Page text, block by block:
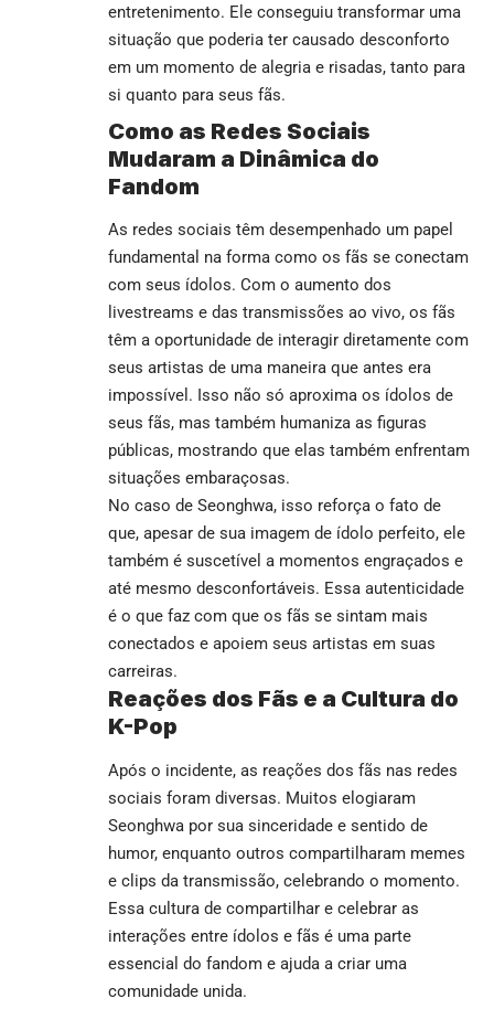
entretenimento. Ele conseguiu transformar uma
situação que poderia ter causado desconforto
em um momento de alegria e risadas, tanto para
si quanto para seus fãs.
Como as Redes Sociais
Mudaram a Dinâmica do
Fandom
As redes sociais têm desempenhado um papel
fundamental na forma como os fãs se conectam
com seus ídolos. Com o aumento dos
livestreams e das transmissões ao vivo, os fãs
têm a oportunidade de interagir diretamente com
seus artistas de uma maneira que antes era
impossível. Isso não só aproxima os ídolos de
seus fãs, mas também humaniza as figuras
públicas, mostrando que elas também enfrentam
situações embaraçosas.
No caso de Seonghwa, isso reforça o fato de
que, apesar de sua imagem de ídolo perfeito, ele
também é suscetível a momentos engraçados e
até mesmo desconfortáveis. Essa autenticidade
é o que faz com que os fãs se sintam mais
conectados e apoiem seus artistas em suas
carreiras.
Reações dos Fãs e a Cultura do
K-Pop
Após o incidente, as reações dos fãs nas redes
sociais foram diversas. Muitos elogiaram
Seonghwa por sua sinceridade e sentido de
humor, enquanto outros compartilharam memes
e clips da transmissão, celebrando o momento.
Essa cultura de compartilhar e celebrar as
interações entre ídolos e fãs é uma parte
essencial do fandom e ajuda a criar uma
comunidade unida.